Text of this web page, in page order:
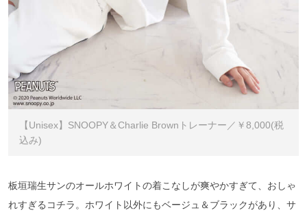
【Unisex】SNOOPY＆Charlie Brownトレーナー／￥8,000(税
込み)
板垣瑞生サンのオールホワイトの着こなしが爽やかすぎて、おしゃ
れすぎるコチラ。ホワイト以外にもベージュ＆ブラックがあり、サ